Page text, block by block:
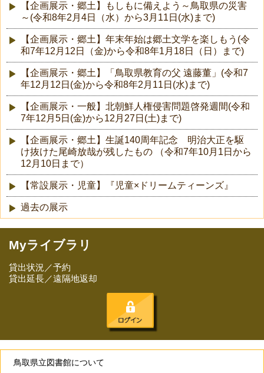
【企画展示・郷土】もしもに備えよう～鳥取県の災害
～(令和8年2月4日（水）から3月11日(水)まで)
【企画展示・郷土】年末年始は郷土文学を楽しもう(令
和7年12月12日（金)から令和8年1月18日（日）まで)
【企画展示・郷土】「鳥取県教育の父 遠藤董」(令和7
年12月12日(金)から令和8年2月11日(水)まで)
【企画展示・一般】北朝鮮人権侵害問題啓発週間(令和
7年12月5日(金)から12月27日(土)まで)
【企画展示・郷土】生誕140周年記念 明治大正を駆
け抜けた尾崎放哉が残したもの （令和7年10月1日から
12月10日まで）
【常設展示・児童】『児童×ドリームティーンズ』
過去の展示
Myライブラリ
貸出状況／予約
貸出延長／遠隔地返却
鳥取県立図書館について